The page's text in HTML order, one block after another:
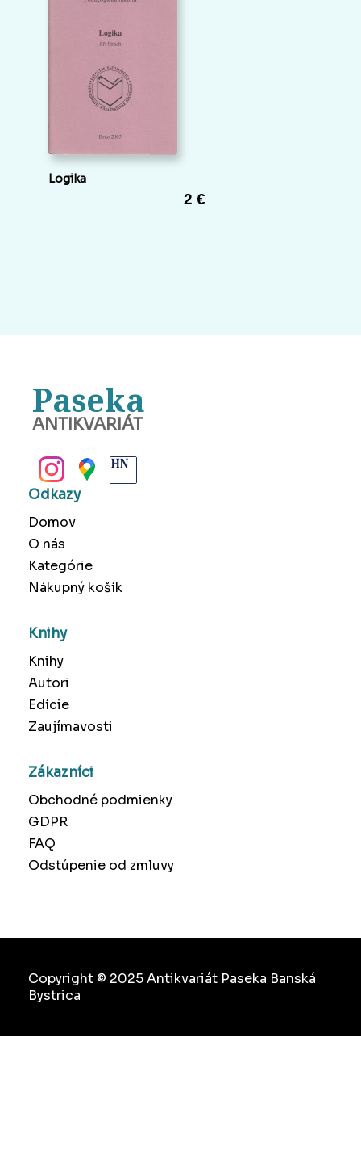
Logika
2 €
Paseka
ANTIKVARIÁT
Odkazy
Domov
O nás
Kategórie
Nákupný košík
Knihy
Knihy
Autori
Edície
Zaujímavosti
Zákazníci
Obchodné podmienky
GDPR
FAQ
Odstúpenie od zmluvy
Copyright © 2025 Antikvariát Paseka Banská
Bystrica